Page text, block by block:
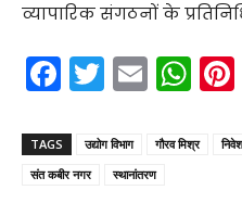
व्यापारिक संगठनों के
F
a
c
e
T
w
itt
er
E
m
ai
l
W
h
a
TAGS उद्योग विभाग गौरव मिश्र
संत कबीर नगर
स्थानांतरण